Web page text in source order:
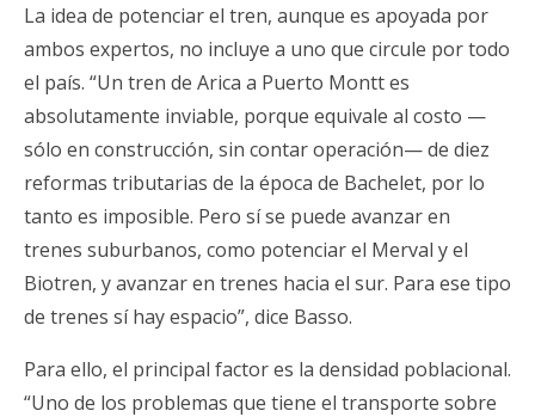
La idea de potenciar el tren, aunque es apoyada por
ambos expertos, no incluye a uno que circule por todo
el país. “Un tren de Arica a Puerto Montt es
absolutamente inviable, porque equivale al costo —
sólo en construcción, sin contar operación— de diez
reformas tributarias de la época de Bachelet, por lo
tanto es imposible. Pero sí se puede avanzar en
trenes suburbanos, como potenciar el Merval y el
Biotren, y avanzar en trenes hacia el sur. Para ese tipo
de trenes sí hay espacio”, dice Basso.
Para ello, el principal factor es la densidad poblacional.
“Uno de los problemas que tiene el transporte sobre